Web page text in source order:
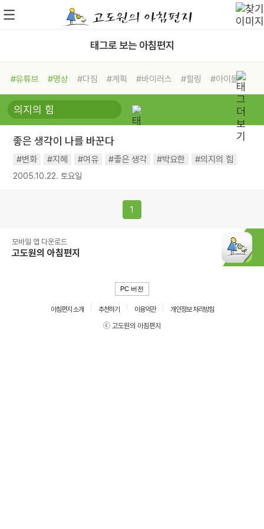
태그로 보는 아침편지
#유튜브 #명상 #다짐 #계획 #바이러스 #힐링
#아이들
#비전캠프
#독서캠프 #삶
#희망
#나눔 #친구 #링컨학교
#독서
#건강 #면역력
좋은 생각이 나를 바꾼다
#변화 #지혜 #여유 #좋은 생각 #박요한 #의지의 힘
2005.10.22. 토요일
1
모바일 앱 다운로드
고도원의 아침편지
PC 버전
아침편지 소개 추천하기 이용약관
개인정보 처리방침
ⓒ 고도원의 아침편지